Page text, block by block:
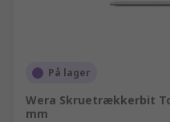
På lager
Wera Skruetrækkerbit
mm